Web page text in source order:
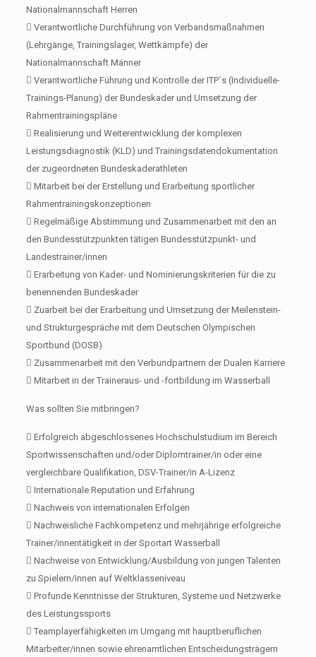
Nationalmannschaft Herren
 Verantwortliche Durchführung von Verbandsmaßnahmen
(Lehrgänge, Trainingslager, Wettkämpfe) der
Nationalmannschaft Männer
 Verantwortliche Führung und Kontrolle der ITP`s (Individuelle-
Trainings-Planung) der Bundeskader und Umsetzung der
Rahmentrainingspläne
 Realisierung und Weiterentwicklung der komplexen
Leistungsdiagnostik (KLD) und Trainingsdatendokumentation
der zugeordneten Bundeskaderathleten
 Mitarbeit bei der Erstellung und Erarbeitung sportlicher
Rahmentrainingskonzeptionen
 Regelmäßige Abstimmung und Zusammenarbeit mit den an
den Bundesstützpunkten tätigen Bundesstützpunkt- und
Landestrainer/innen
 Erarbeitung von Kader- und Nominierungskriterien für die zu
benennenden Bundeskader
 Zuarbeit bei der Erarbeitung und Umsetzung der Meilenstein-
und Strukturgespräche mit dem Deutschen Olympischen
Sportbund (DOSB)
 Zusammenarbeit mit den Verbundpartnern der Dualen Karriere
 Mitarbeit in der Traineraus- und -fortbildung im Wasserball
Was sollten Sie mitbringen?
 Erfolgreich abgeschlossenes Hochschulstudium im Bereich
Sportwissenschaften und/oder Diplomtrainer/in oder eine
vergleichbare Qualifikation, DSV-Trainer/in A-Lizenz
 Internationale Reputation und Erfahrung
 Nachweis von internationalen Erfolgen
 Nachweisliche Fachkompetenz und mehrjährige erfolgreiche
Trainer/innentätigkeit in der Sportart Wasserball
 Nachweise von Entwicklung/Ausbildung von jungen Talenten
zu Spielern/innen auf Weltklasseniveau
 Profunde Kenntnisse der Strukturen, Systeme und Netzwerke
des Leistungssports
 Teamplayerfähigkeiten im Umgang mit hauptberuflichen
Mitarbeiter/innen sowie ehrenamtlichen Entscheidungsträgern